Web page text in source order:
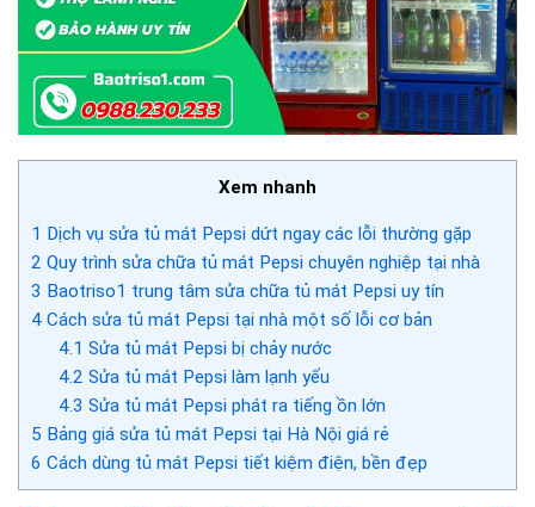
Xem nhanh
1 Dịch vụ sửa tủ mát Pepsi dứt ngay các lỗi thường gặp
2 Quy trình sửa chữa tủ mát Pepsi chuyên nghiệp tại nhà
3 Baotriso1 trung tâm sửa chữa tủ mát Pepsi uy tín
4 Cách sửa tủ mát Pepsi tại nhà một số lỗi cơ bản
4.1 Sửa tủ mát Pepsi bị chảy nước
4.2 Sửa tủ mát Pepsi làm lạnh yếu
4.3 Sửa tủ mát Pepsi phát ra tiếng ồn lớn
5 Bảng giá sửa tủ mát Pepsi tại Hà Nội giá rẻ
6 Cách dùng tủ mát Pepsi tiết kiệm điện, bền đẹp